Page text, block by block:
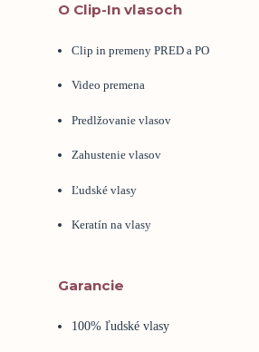
O Clip-In vlasoch
Clip in premeny PRED a PO
Video premena
Predlžovanie vlasov
Zahustenie vlasov
Ľudské vlasy
Keratín na vlasy
Garancie
100% ľudské vlasy